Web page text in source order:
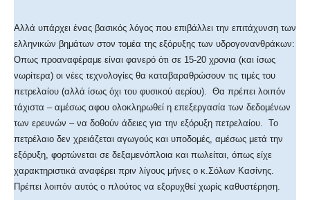
Αλλά υπάρχει ένας βασικός λόγος που επιβάλλει την επιτάχυνση των
ελληνικών βημάτων στον τομέα της εξόρυξης των υδρογονανθράκων:
Οπως προαναφέραμε είναι φανερό ότι σε 15-20 χρονια (και ίσως
νωρίτερα) οι νέες τεχνολογίες θα καταβαραθρώσουν τις τιμές του
πετρελαίου (αλλά ίσως όχι του φυσικού αερίου). Θα πρέπει λοιπόν
τάχιστα – αμέσως αφου ολοκληρωθεί η επεξεργασία των δεδομένων
των ερευνών – να δοθούν άδειες για την εξόρυξη πετρελαίου. Το
πετρέλαιο δεν χρειάζεται αγωγούς και υποδομές, αμέσως μετά την
εξόρυξη, φορτώνεται σε δεξαμενόπλοια και πωλείται, όπως είχε
χαρακτηριστικά αναφέρει πριν λίγους μήνες ο κ.Σόλων Κασίνης.
Πρέπει λοιπόν αυτός ο πλούτος να εξορυχθεί χωρίς καθυστέρηση.